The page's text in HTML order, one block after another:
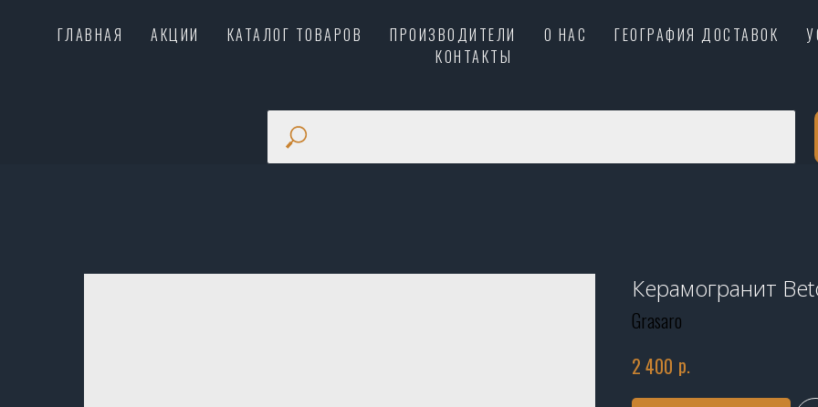
ГЛАВНАЯ АКЦИИ КАТАЛОГ ТОВАРОВ ПРОИЗВОДИТЕЛИ О НАС ГЕОГРАФИЯ ДОСТАВОК
КОНТАКТЫ
Керамогранит
Grasaro
2 400 р.